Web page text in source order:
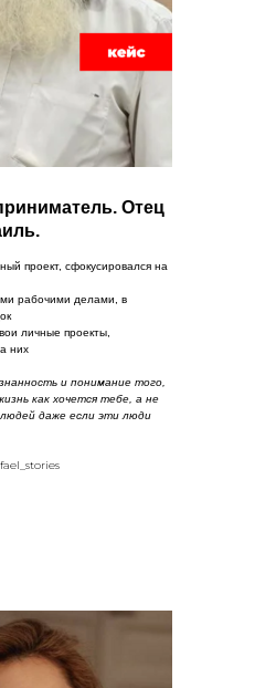
Отец
проект, сфокусировался на
рабочими делами, в
личные проекты,
них
и понимание того,
как хочется тебе, а не
людей даже если эти люди